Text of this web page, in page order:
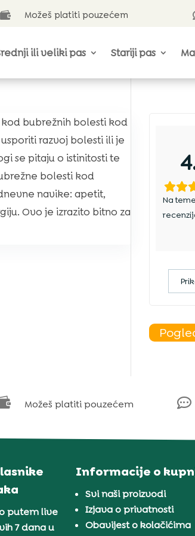
 Možeš platiti pouzećem
ili veliki pas Stariji pas
bubrežnih bolesti kod
razvoj bolesti ili je
se pitaju o istinitosti te
bolesti kod
navike: apetit,
Ovo je izrazito bitno za
Na
Možeš platiti pouzećem 
putem live
7 dana u
Informacije o
Svi naši proizvodi
Izjava o privatnosti
Obavijest o kolačićima